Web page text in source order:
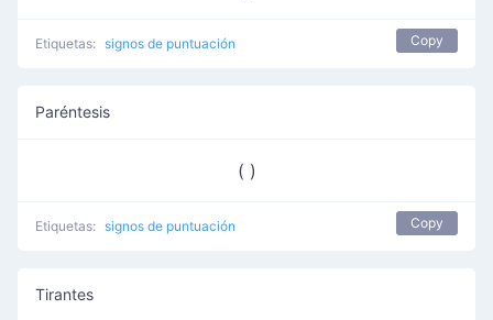
Etiquetas: signos de puntuación Copy
Paréntesis
( )
Etiquetas: signos de puntuación Copy
Tirantes